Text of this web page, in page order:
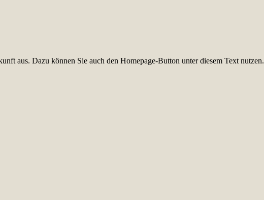
aus. Dazu können Sie auch den Homepage-Button unter diesem Text nutzen.